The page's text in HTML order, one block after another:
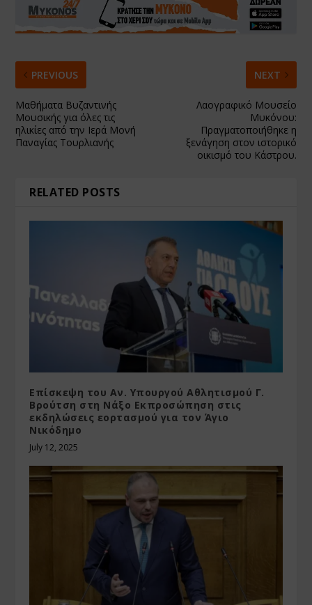
PREVIOUS
Μαθήματα Βυζαντινής
Μουσικής για όλες τις
ηλικίες από την Ιερά Μονή
Παναγίας Τουρλιανής
NEXT
Λαογραφικό Μουσείο
Μυκόνου:
Πραγματοποιήθηκε η
ξενάγηση στον ιστορικό
οικισμό του Κάστρου.
RELATED POSTS
Επίσκεψη του Αν. Υπουργού Αθλητισμού Γ.
Βρούτση στη Νάξο Εκπροσώπηση στις
εκδηλώσεις εορτασμού για τον Άγιο
Νικόδημο
July 12, 2025